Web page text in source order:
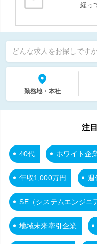
経っ
どんな求人をお探しです
勤務地・本社
注
40代 ホワイト企
年収1,000万円 週
SE（システムエンジニ
地域未来牽引企業